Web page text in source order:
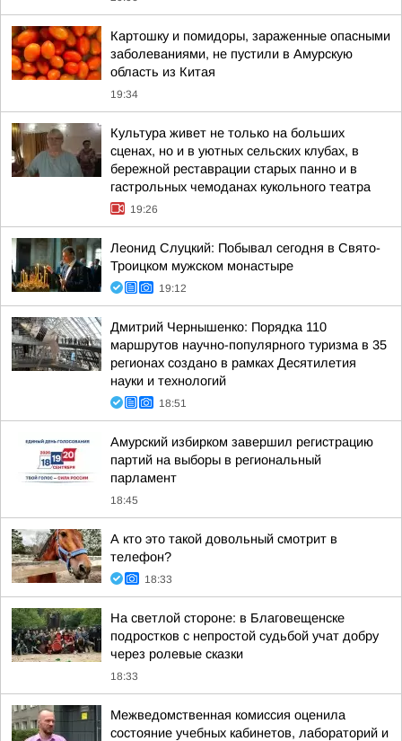
Картошку и помидоры, зараженные опасными
заболеваниями, не пустили в Амурскую
область из Китая
19:34
Культура живет не только на больших
сценах, но и в уютных сельских клубах, в
бережной реставрации старых панно и в
гастрольных чемоданах кукольного театра
19:26
Леонид Слуцкий: Побывал сегодня в Свято-
Троицком мужском монастыре
19:12
Дмитрий Чернышенко: Порядка 110
маршрутов научно-популярного туризма в 35
регионах создано в рамках Десятилетия
науки и технологий
18:51
Амурский избирком завершил регистрацию
партий на выборы в региональный
парламент
18:45
А кто это такой довольный смотрит в
телефон?
18:33
На светлой стороне: в Благовещенске
подростков с непростой судьбой учат добру
через ролевые сказки
18:33
Межведомственная комиссия оценила
состояние учебных кабинетов, лабораторий и